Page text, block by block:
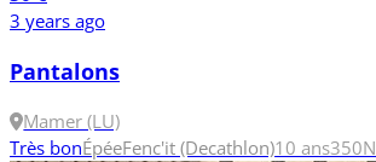
3 years ago
Pantalons
Mamer (LU)
Très bonÉpéeFenc'it (Decathlon)10 ans350N